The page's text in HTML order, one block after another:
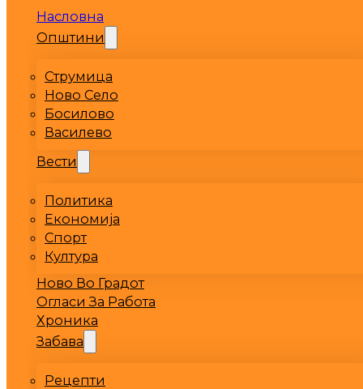
Насловна
Општини
Струмица
Ново Село
Босилово
Василево
Вести
Политика
Економија
Спорт
Култура
Ново Во Градот
Огласи За Работа
Хроника
Забава
Рецепти